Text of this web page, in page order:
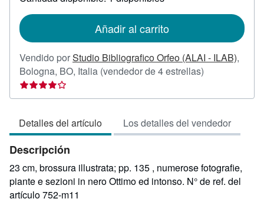
las
envío
Añadir al carrito
Vendido porStudio Bibliografico Orfeo (ALAI - ILAB),
Bologna, BO, Italia (vendedor de 4 estrellas)
vendedor:
de
5
Detalles del artículo Los detalles del vendedor
Descripción
23 cm, brossura illustrata; pp. 135 , numerose fotografie,
piante e sezioni in nero Ottimo ed intonso. N° de ref. del
artículo 752-m11